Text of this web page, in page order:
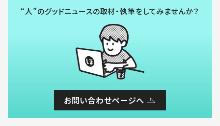
“人”のグッドニュースの取材・執筆をしてみませんか？
お問い合わせページへ